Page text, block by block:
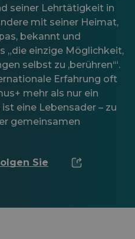
seiner Lehrtätigkeit in
mit seiner Heimat,
bekannt und
„die einzige Möglichkeit,
selbst zu ‚berühren‘“.
Erfahrung oft
mehr als nur ein
eine Lebensader – zu
gemeinsamen
Sie